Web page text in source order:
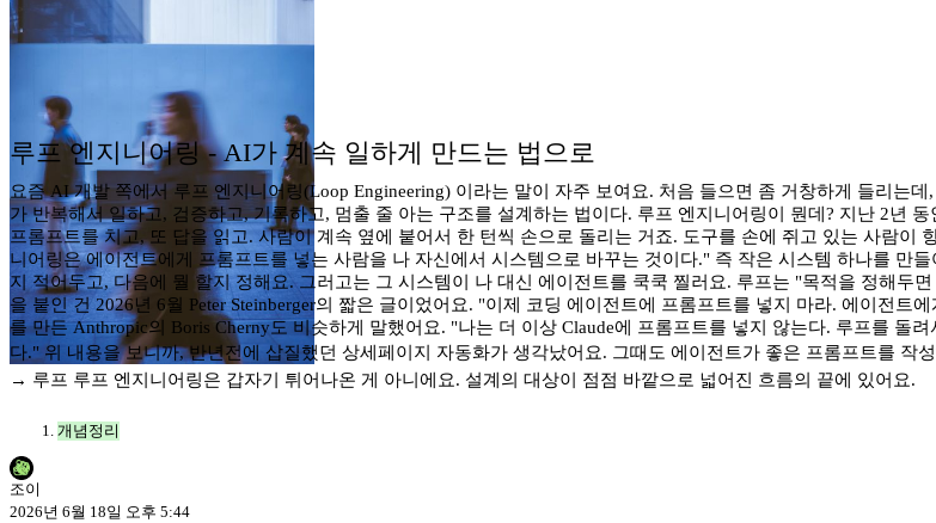
루프 엔지니어링 - AI가 계속 일하게 만드는 법으로
요즘 AI 개발 쪽에서 루프 엔지니어링(Loop Engineering) 이라는 말이 자주 보여요. 처음 들으면 좀 거창하게 들리는
가 반복해서 일하고, 검증하고, 기록하고, 멈출 줄 아는 구조를 설계하는 법이다. 루프 엔지니어링이 뭔데? 지난 2년
프롬프트를 치고, 또 답을 읽고. 사람이 계속 옆에 붙어서 한 턴씩 손으로 돌리는 거죠. 도구를 손에 쥐고 있는 사람이
니어링은 에이전트에게 프롬프트를 넣는 사람을 나 자신에서 시스템으로 바꾸는 것이다." 즉 작은 시스템 하나를 만
지 적어두고, 다음에 뭘 할지 정해요. 그러고는 그 시스템이 나 대신 에이전트를 쿡쿡 찔러요. 루프는 "목적을 정해두
을 붙인 건 2026년 6월 Peter Steinberger의 짧은 글이었어요. "이제 코딩 에이전트에 프롬프트를 넣지 마라. 에이전트
를 만든 Anthropic의 Boris Cherny도 비슷하게 말했어요. "나는 더 이상 Claude에 프롬프트를 넣지 않는다. 루프를 돌
다." 위 내용을 보니까, 반년전에 삽질했던 상세페이지 자동화가 생각났어요. 그때도 에이전트가 좋은 프롬프트를
→ 루프 루프 엔지니어링은 갑자기 튀어나온 게 아니에요. 설계의 대상이 점점 바깥으로 넓어진 흐름의 끝에 있어요.
개념정리
조이
2026년 6월 18일 오후 5:44